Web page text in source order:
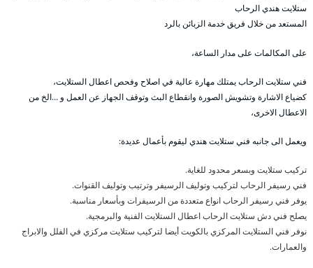
ستلايت هندي الرحاب
المستعد من خلال فريق خدمة الزبائن بالرد
على المكالمات على مدار الساعة،
فني ستلايت الرحاب يمتلك مهارة عالية في اصلاح وفحص اعطال الستلايت،
كضياع الاشارة وتشويش الصورة وانقطاع البث وتوقف الجهاز عن العمل و …الخ من
الاعطال الاخرى،
ويعمل الى جانبه فني ستلايت هندي ليقوم بأعمال عديدة:
تركيب ستلايت وبسعر محدود للغاية.
فني رسيفر الرحاب لتركيب وتوليف الرسيفر وترتيب وتوليف القنوات.
يوفر فني رسيفر الرحاب انواع متعددة من الرسيفرات وبأسعار مناسبة.
يصلح فني دش ستلايت الرحاب اعطال الستلايت الفنية والبرمجية.
نوفر فني الستلايت المركزي بالكويت أيضا لتركيب ستلايت مركزي في الفلل والابراج
والعمارات.